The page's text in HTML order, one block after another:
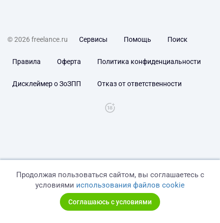
© 2026 freelance.ru Сервисы Помощь Поиск
Правила Оферта Политика конфиденциальности
Дисклеймер о ЗоЗПП Отказ от ответственности
Продолжая пользоваться сайтом, вы соглашаетесь с
условиями использования файлов cookie
Соглашаюсь с условиями